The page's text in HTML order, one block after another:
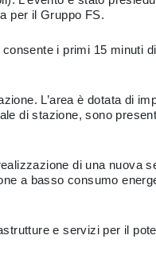
per il Gruppo FS.
i primi 15 minuti
L’area è dotata di
di stazione, sono
di una nuova
a basso consumo
e servizi per il